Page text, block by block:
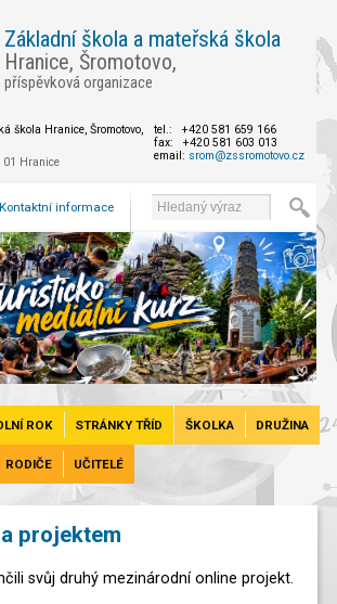
Základní škola a mateřská škola
Hranice, Šromotovo,
příspěvková organizace
škola Hranice, Šromotovo,
01 Hranice
tel.: +420 581 659 166
fax: +420 581 603 013
email: srom@zssromotovo.cz
Kontaktní informace
ROK STRÁNKY TŘÍD ŠKOLKA DRUŽINA
RODIČE UČITELÉ
projektem
svůj druhý mezinárodní online projekt.